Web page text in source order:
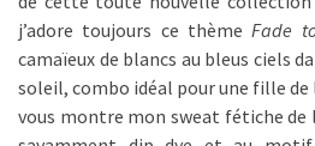
j’adore toujours ce thèmeFade
camaïeux de blancs au bleus ciels
soleil, combo idéal pour une fille
vous montre mon sweat fétiche